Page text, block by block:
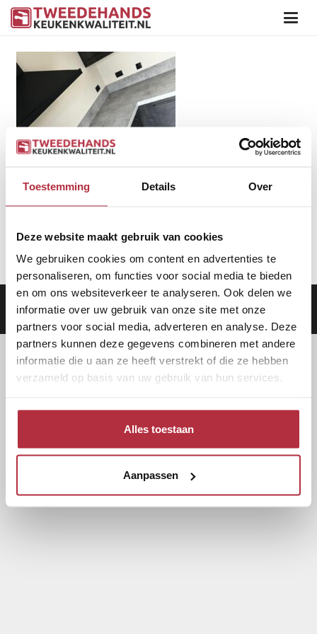
Toestemming Details Over
Deze website maakt gebruik van cookies
We gebruiken cookies om content en advertenties te
personaliseren, om functies voor social media te bieden
en om ons websiteverkeer te analyseren. Ook delen we
informatie over uw gebruik van onze site met onze
partners voor social media, adverteren en analyse. Deze
partners kunnen deze gegevens combineren met andere
informatie die u aan ze heeft verstrekt of die ze hebben
verzameld op basis van uw gebruik van hun services.
Alles toestaan
Aanpassen
Aanbod| Keukens |Levering|Garantie|Privacy Beleid